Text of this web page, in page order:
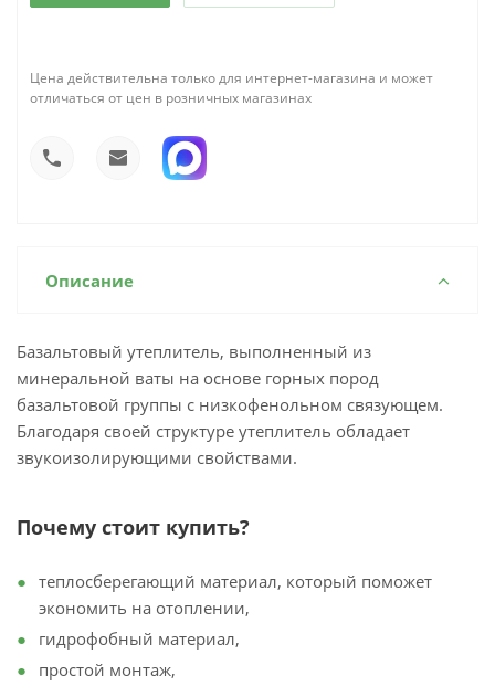
Цена действительна только для интернет-магазина и может
отличаться от цен в розничных магазинах
Описание
Базальтовый утеплитель, выполненный из
минеральной ваты на основе горных пород
базальтовой группы с низкофенольном связующем.
Благодаря своей структуре утеплитель обладает
звукоизолирующими свойствами.
Почему стоит купить?
теплосберегающий материал, который поможет
экономить на отоплении,
гидрофобный материал,
простой монтаж,